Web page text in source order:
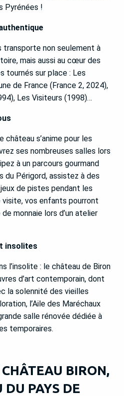
Pyrénées !
transporte non seulement à
mais aussi au cœur des
tournés sur place : Les
de France (France 2, 2024),
Les Visiteurs (1998)…
château s’anime pour les
ses nombreuses salles lors
à un parcours gourmand
du Périgord, assistez à des
de pistes pendant les
vos enfants pourront
monnaie lors d’un atelier
insolites
l’insolite : le château de Biron
d’art contemporain, dont
la solennité des vieilles
l’Aile des Maréchaux
salle rénovée dédiée à
temporaires.
BIRON,
PAYS DE